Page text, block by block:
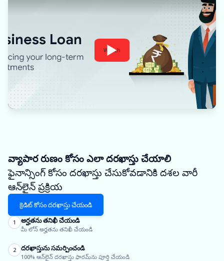
Watch
వ్యాపార రుణం కోసం ఎలా దరఖాస్తు చేయాలి
ఫైనాన్సింగ్ కోసం దరఖాస్తు చేసుకోవడానికి దశల వారీ
ఆన్‌లైన్ ప్రక్రియ
క్రెడిట్ కోసం దరఖాస్తు చేయండి
1 అర్హతను తనిఖీ చేయండి
మీ లోన్ అర్హతను తనిఖీ చేయండి
2 దరఖాస్తును సమర్పించండి
100% ఆన్‌లైన్ దరఖాస్తు ఫారమ్‌ను పూర్తి చేయండి